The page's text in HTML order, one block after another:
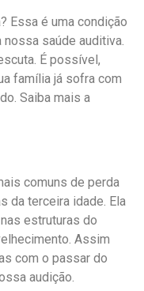
Essa é uma condição
saúde auditiva.
É possível,
família já sofra com
Saiba mais a
comuns de perda
da terceira idade. Ela
estruturas do
Assim
com o passar do
audição.